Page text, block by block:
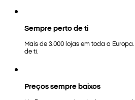
Sempre perto de ti
Mais de 3.000 lojas em toda a
de ti.
Preços sempre baixos